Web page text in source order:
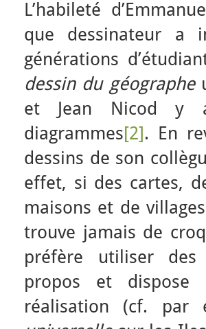
L’habileté
que dessinateur a
générations
dessin du géographe
et Jean Nicod y
diagrammes[2]. En
dessins de son
effet, si des cartes,
maisons et de
trouve jamais de
préfère utiliser des
propos et dispose
réalisation (cf.